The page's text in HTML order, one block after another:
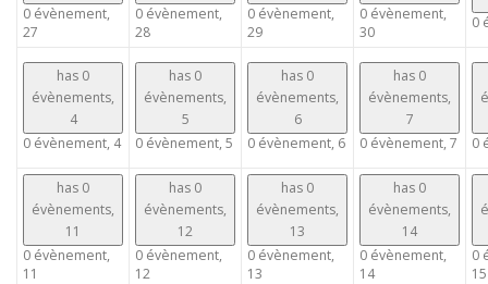
0 évènement,
27
0 évènement,
28
0 évènement,
29
0 évènement,
30
0
has 0
évènements,
4
0 évènement, 4
has 0
évènements,
5
0 évènement, 5
has 0
évènements,
6
0 évènement, 6
has 0
évènements,
7
0 évènement, 7 0
has 0
évènements,
11
0 évènement,
11
has 0
évènements,
12
0 évènement,
12
has 0
évènements,
13
0 évènement,
13
has 0
évènements,
14
0 évènement,
14
0
15